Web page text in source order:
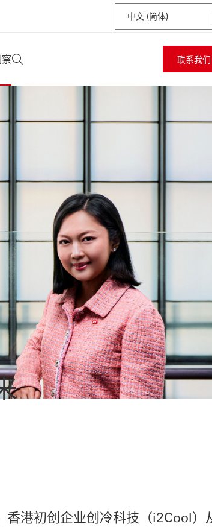
联系我们
香港初创企业创冷科技（i2Cool）